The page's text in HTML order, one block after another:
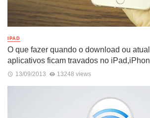
IPAD
O que fazer quando o download ou
aplicativos ficam travados no
13/09/2013 13248 views